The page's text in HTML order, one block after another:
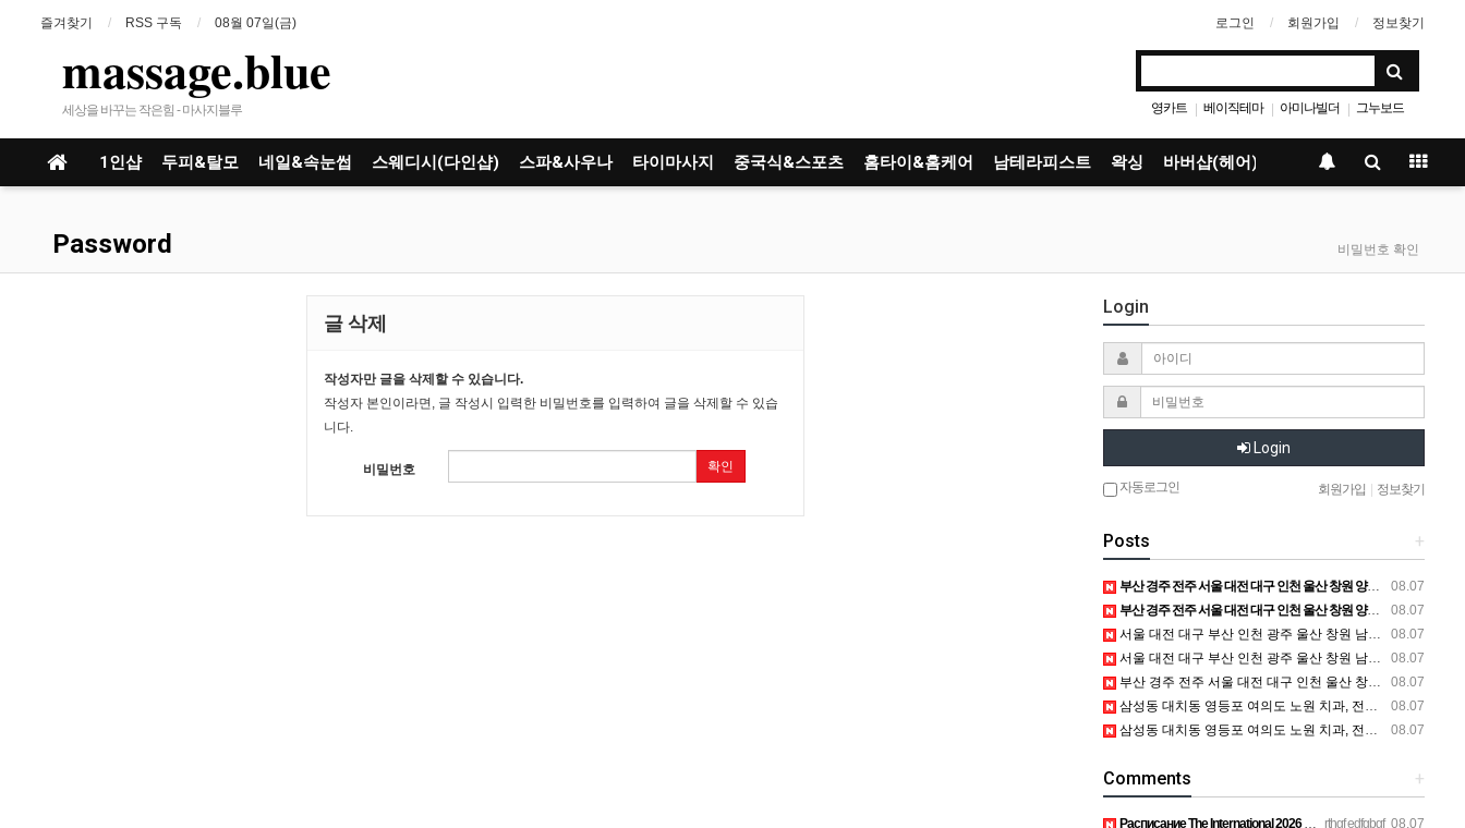
즐겨찾기 RSS 구독 08월 07일(금) 로그인 회원가입 정보찾기
massage.blue
세상을 바꾸는 작은힘 - 마사지블루 영카트 | 베이직테마 | 아미나빌더 | 그누보드
1인샵 두피&탈모 네일&속눈썹 스웨디시(다인샵) 스파&사우나 타이마사지 중국식&스포츠 홈타이&홈케어 남테라피스트 왁싱 바버샵(헤어)
Password 비밀번호 확인
글 삭제
작성자만 글을 삭제할 수 있습니다.
작성자 본인이라면, 글 작성시 입력한 비밀번호를 입력하여 글을 삭제할 수 있습
니다.
비밀번호 확인
Login
Login
자동로그인 회원가입 정보찾기
+
Posts
08.07
부산 경주 전주 서울 대전 대구 인천 울산 창원 양산 포항 천안 평택 용인 고양 성남 수원 일수, 미용학원, 가족사진, 점집, 한복대여, 독학재수학원, 재회부적 정보
08.07
부산 경주 전주 서울 대전 대구 인천 울산 창원 양산 포항 천안 평택 용인 고양 성남 수원 일수, 미용학원, 가족사진, 점집, 한복대여, 독학재수학원, 재회부적 정보
08.07
서울 대전 대구 부산 인천 광주 울산 창원 남양주 이혼전문변호사 정보
08.07
서울 대전 대구 부산 인천 광주 울산 창원 남양주 이혼전문변호사 정보
08.07
부산 경주 전주 서울 대전 대구 인천 울산 창원 양산 포항 천안 평택 용인 고양 성남 수원 일수, 미용학원, 가족사진, 점집, 한복대여, 독학재수학원, 재회부적 정보
08.07
삼성동 대치동 영등포 여의도 노원 치과, 전주임플란트 대구정형외과 광주피부과 정보
08.07
삼성동 대치동 영등포 여의도 노원 치과, 전주임플란트 대구정형외과 광주피부과 정보
+
Comments
rthgf edfgbgf 08.07
Расписание The International 2026 уже добавил себе в календа…